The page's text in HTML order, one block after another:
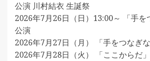
公演 川村結衣 生誕祭
2026年7月26日（日）13:00～ 「手を
公演
2026年7月27日（月） 「手をつなぎ
2026年7月28日（火） 「ここからだ